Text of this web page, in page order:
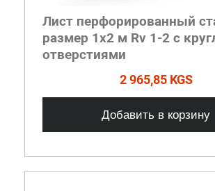
Лист перфорированный
размер 1х2 м Rv 1-2 с
отверстиями
2 965,85 KGS
Добавить в корзину